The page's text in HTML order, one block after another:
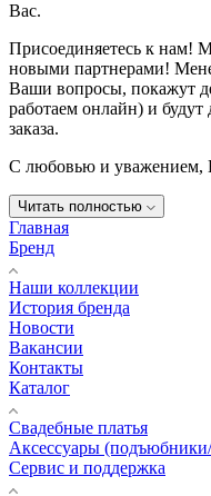
Вас.
Присоединяетесь к нам!
новыми партнерами!
Ваши вопросы, покажут
работаем онлайн) и
заказа.
С любовью и уважением,
Читать полностью
Главная
Бренд
Наши коллекции
История бренда
Новости
Вакансии
Контакты
Каталог
Свадебные платья
Аксессуары
Сервис и поддержка